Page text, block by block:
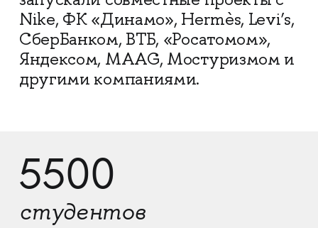
Nike, ФК «Динамо», Hermès, Levi’s,
СберБанком, ВТБ, «Росатомом»,
Яндексом, MAAG, Мостуризмом и
другими компаниями.
5500
студентов